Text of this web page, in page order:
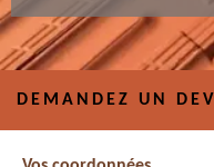
DEMANDEZ UN